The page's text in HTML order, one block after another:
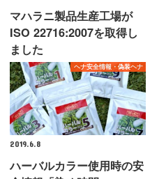
マハラニ製品生産工場が
ISO 22716:2007を取得し
ました
ヘナ安全情報・偽装ヘナ
2019.6.8
ハーバルカラー使用時の安